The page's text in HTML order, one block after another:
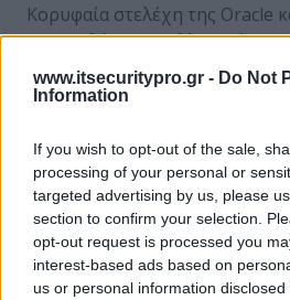
www.itsecuritypro.gr - Do Not
Information
If you wish to opt-out of the sale,
processing of your personal or
targeted advertising by us, please
section to confirm your selection.
opt-out request is processed you
interest-based ads based on
us or personal information
Κορυφαία στελέχη της Oracle
500 στελέχη της Ελληνικής
συμμετείχαν στο OracleDay
ΕΓΓΡΑΦΗ ΣΤΟ NEWSLETTER